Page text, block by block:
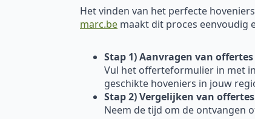
Het vinden van het perfecte
marc.be maakt dit proces eenvoudig
Stap 1) Aanvragen van offertes
Vul het offerteformulier in met
geschikte hoveniers in jouw
Stap 2) Vergelijken van offertes
Neem de tijd om de ontvangen